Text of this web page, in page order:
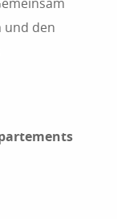
und den